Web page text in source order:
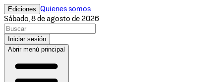
Ediciones Quienes somos
Sábado, 8 de agosto de 2026
Iniciar sesión
Abrir menú principal